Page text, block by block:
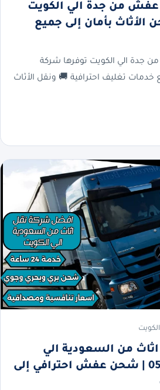
من جدة الي الكويت
| شحن الأثاث بأمان إلى جميع
الي الكويت توفرها شركة
خدمات تغليف احترافية 🚚 ونقل الأثاث
من السعودية الي
الكويت 0568829975 | شحن عفش احترافي إلى